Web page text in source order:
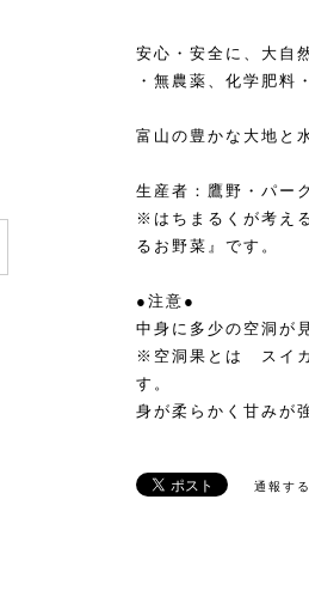
安心・安全に、大自
・無農薬、化学肥料
富山の豊かな大地と
生産者：鷹野・パー
※はちまるくが考え
るお野菜』です。
●注意●
中身に多少の空洞が
※空洞果とは スイカ
す。
身が柔らかく甘みが
通報する